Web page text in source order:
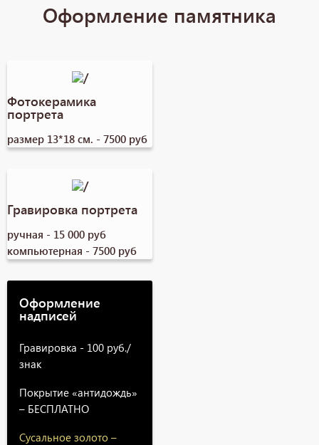
Оформление памятника
Фотокерамика
портрета
размер 13*18 см. - 7500 руб
Гравировка портрета
ручная - 15 000 руб
компьютерная - 7500 руб
Оформление
надписей
Гравировка - 100 руб./
знак
Покрытие «антидождь»
– БЕСПЛАТНО
Сусальное золото –